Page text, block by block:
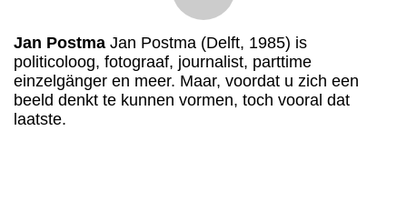
Jan Postma Jan Postma (Delft, 1985) is
politicoloog, fotograaf, journalist, parttime
einzelgänger en meer. Maar, voordat u zich een
beeld denkt te kunnen vormen, toch vooral dat
laatste.